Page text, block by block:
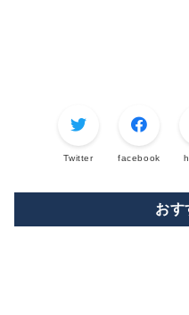
Twitter facebook
おす